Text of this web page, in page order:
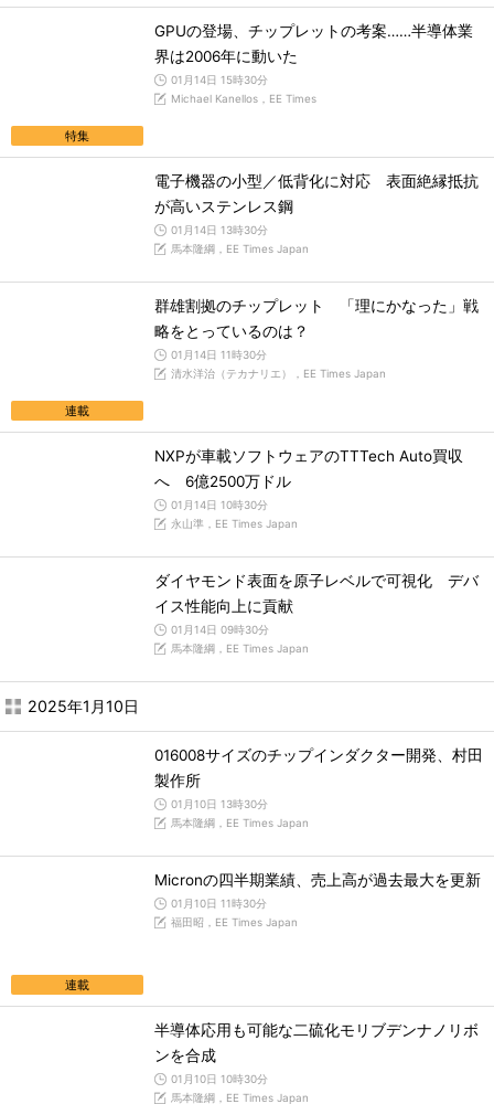
特集
GPUの登場、チップレットの考案……半導体業
界は2006年に動いた
01月14日 15時30分
Michael Kanellos，EE Times
電子機器の小型／低背化に対応 表面絶縁抵抗
が高いステンレス鋼
01月14日 13時30分
馬本隆綱，EE Times Japan
連載
群雄割拠のチップレット 「理にかなった」戦
略をとっているのは？
01月14日 11時30分
清水洋治（テカナリエ），EE Times Japan
NXPが車載ソフトウェアのTTTech Auto買収
へ 6億2500万ドル
01月14日 10時30分
永山準，EE Times Japan
ダイヤモンド表面を原子レベルで可視化 デバ
イス性能向上に貢献
01月14日 09時30分
馬本隆綱，EE Times Japan
2025年1月10日
016008サイズのチップインダクター開発、村田
製作所
01月10日 13時30分
馬本隆綱，EE Times Japan
連載
Micronの四半期業績、売上高が過去最大を更新
01月10日 11時30分
福田昭，EE Times Japan
半導体応用も可能な二硫化モリブデンナノリボ
ンを合成
01月10日 10時30分
馬本隆綱，EE Times Japan